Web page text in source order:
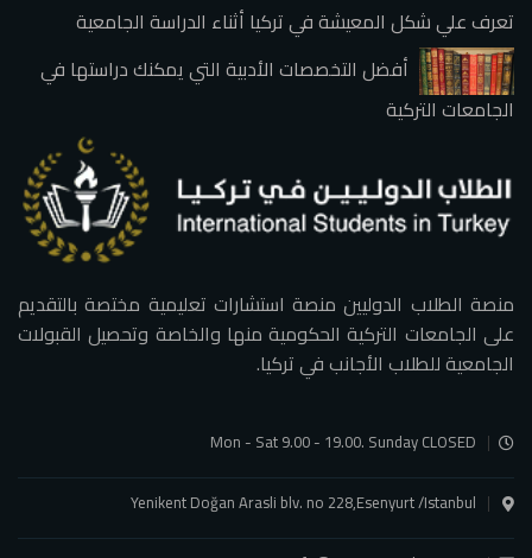
تعرف علي شكل المعيشة في تركيا أثناء الدراسة الجامعية
أفضل التخصصات الأدبية التي يمكنك دراستها في
الجامعات التركية
منصة الطلاب الدوليين منصة استشارات تعليمية مختصة بالتقديم
على الجامعات التركية الحكومية منها والخاصة وتحصيل القبولات
الجامعية للطلاب الأجانب في تركيا.
Mon - Sat 9.00 - 19.00. Sunday CLOSED
Yenikent Doğan Arasli blv. no 228,Esenyurt /Istanbul